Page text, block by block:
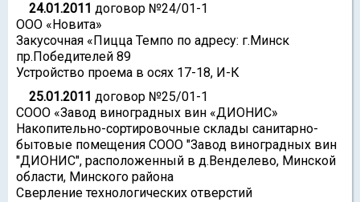
24.01.2011 договор №24/01-1
ООО «Новита»
Закусочная «Пицца Темпо по адресу: г.Минск
пр.Победителей 89
Устройство проема в осях 17-18, И-К
25.01.2011 договор №25/01-1
СООО «Завод виноградных вин «ДИОНИС»
Накопительно-сортировочные склады санитарно-
бытовые помещения СООО "Завод виноградных вин
"ДИОНИС", расположенный в д.Венделево, Минской
области, Минского района
Сверление технологических отверстий